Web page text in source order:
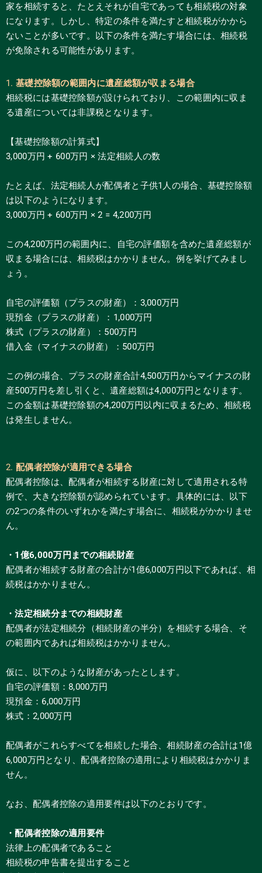
家を相続すると、たとえそれが自宅であっても相続税の対象
になります。しかし、特定の条件を満たすと相続税がかから
ないことが多いです。以下の条件を満たす場合には、相続税
が免除される可能性があります。
1. 基礎控除額の範囲内に遺産総額が収まる場合
相続税には基礎控除額が設けられており、この範囲内に収ま
る遺産については非課税となります。
【基礎控除額の計算式】
3,000万円 + 600万円 × 法定相続人の数
たとえば、法定相続人が配偶者と子供1人の場合、基礎控除額
は以下のようになります。
3,000万円 + 600万円 × 2 = 4,200万円
この4,200万円の範囲内に、自宅の評価額を含めた遺産総額が
収まる場合には、相続税はかかりません。例を挙げてみまし
ょう。
自宅の評価額（プラスの財産）：3,000万円
現預金（プラスの財産）：1,000万円
株式（プラスの財産）：500万円
借入金（マイナスの財産）：500万円
この例の場合、プラスの財産合計4,500万円からマイナスの財
産500万円を差し引くと、遺産総額は4,000万円となります。
この金額は基礎控除額の4,200万円以内に収まるため、相続税
は発生しません。
2. 配偶者控除が適用できる場合
配偶者控除は、配偶者が相続する財産に対して適用される特
例で、大きな控除額が認められています。具体的には、以下
の2つの条件のいずれかを満たす場合に、相続税がかかりませ
ん。
・ 1 億6,000万円までの相続財産
配偶者が相続する財産の合計が1億6,000万円以下であれば、相
続税はかかりません。
・法定相続分までの相続財産
配偶者が法定相続分（相続財産の半分）を相続する場合、そ
の範囲内であれば相続税はかかりません。
仮に、以下のような財産があったとします。
自宅の評価額：8,000万円
現預金：6,000万円
株式：2,000万円
配偶者がこれらすべてを相続した場合、相続財産の合計は1億
6,000万円となり、配偶者控除の適用により相続税はかかりま
せん。
なお、配偶者控除の適用要件は以下のとおりです。
・配偶者控除の適用要件
法律上の配偶者であること
相続税の申告書を提出すること